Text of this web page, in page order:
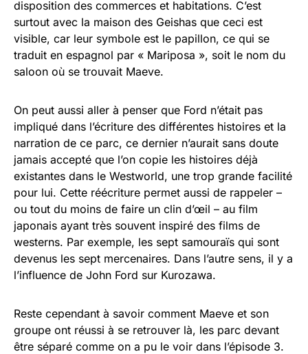
disposition des commerces et habitations. C’est
surtout avec la maison des Geishas que ceci est
visible, car leur symbole est le papillon, ce qui se
traduit en espagnol par « Mariposa », soit le nom du
saloon où se trouvait Maeve.
On peut aussi aller à penser que Ford n’était pas
impliqué dans l’écriture des différentes histoires et la
narration de ce parc, ce dernier n’aurait sans doute
jamais accepté que l’on copie les histoires déjà
existantes dans le Westworld, une trop grande facilité
pour lui. Cette réécriture permet aussi de rappeler –
ou tout du moins de faire un clin d’œil – au film
japonais ayant très souvent inspiré des films de
westerns. Par exemple, les sept samouraïs qui sont
devenus les sept mercenaires. Dans l’autre sens, il y a
l’influence de John Ford sur Kurozawa.
Reste cependant à savoir comment Maeve et son
groupe ont réussi à se retrouver là, les parc devant
être séparé comme on a pu le voir dans l’épisode 3.